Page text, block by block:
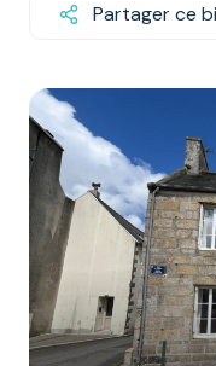
LOCATIONS
ESTIMATION
NOTRE
ÉQUIPE
CONTACT
Partager ce